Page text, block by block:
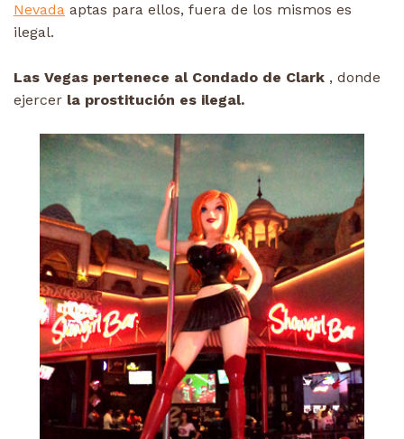
Nevada aptas para ellos, fuera de los mismos es
ilegal.
Las Vegas pertenece al Condado de Clark , donde
ejercer la prostitución es ilegal.